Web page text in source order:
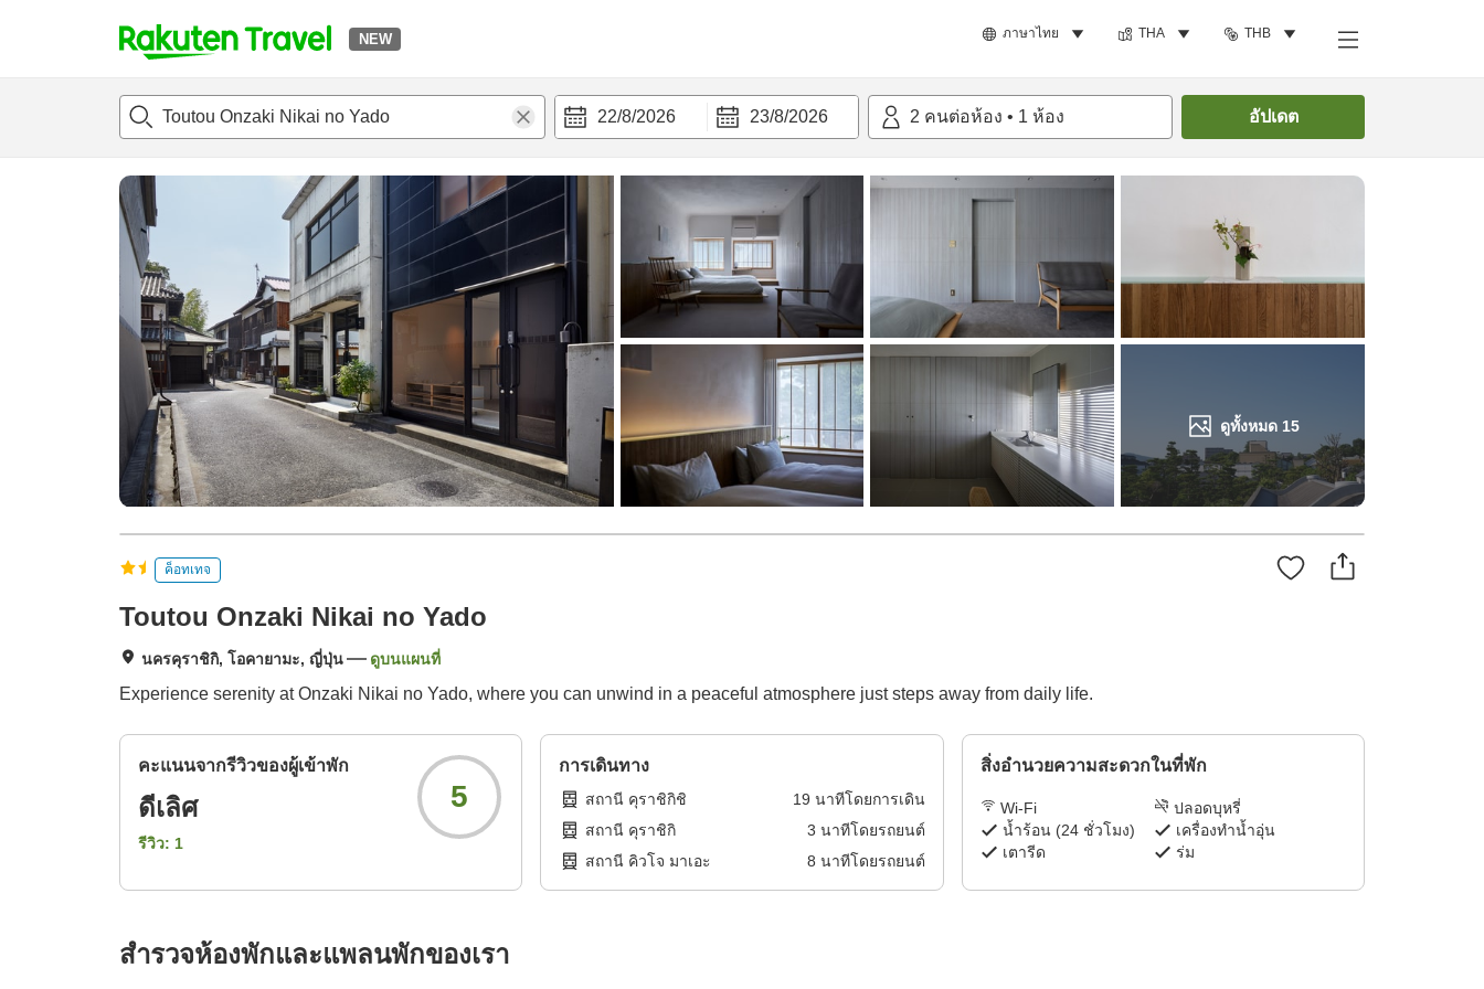
NEW ภาษาไทย THA THB
t
p
a
g
e
a
22/8/2026 23/8/2026 2 คนต่อห้อง • 1 ห้อง อัปเดต
ดูทั้งหมด 15
แนะนำที่พักห้องพักและแพลนพักรีวิวสิ่่งอำนวยความสะดวก ค้นหาห้องพัก
ค็อทเทจ
Toutou Onzaki Nikai no Yado
นครคุราชิกิ, โอคายามะ, ญี่ปุ่น ดูบนแผนที่
Experience serenity at Onzaki Nikai no Yado, where you can unwind in a peaceful atmosphere just steps away from daily life.
คะแนนจากรีวิวของผู้เข้าพัก
ดีเลิศ
รีวิว: 1
5
การเดินทาง
สถานี คุราชิกิชิ 19 นาทีโดยการเดิน
สถานี คุราชิกิ
3 นาทีโดยรถยนต์
สถานี คิวโจ มาเอะ
8 นาทีโดยรถยนต์
สิ่งอำนวยความสะดวกในที่พัก
Wi-Fi
ปลอดบุหรี่
น้ำร้อน (24 ชั่วโมง)
เครื่องทำน้ำอุ่น
เตารีด
ร่ม
สำรวจห้องพักและแพลนพักของเรา